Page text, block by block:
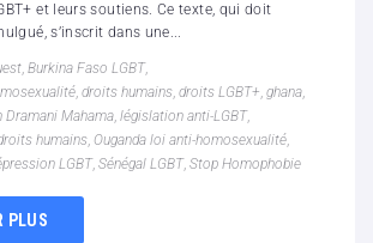
et leurs soutiens. Ce texte, qui doit
s’inscrit dans une...
, Burkina Faso LGBT,
, droits humains, droits LGBT+, ghana,
Dramani Mahama, législation anti-LGBT,
humains, Ouganda loi anti-homosexualité,
LGBT, Sénégal LGBT, Stop Homophobie
PLUS